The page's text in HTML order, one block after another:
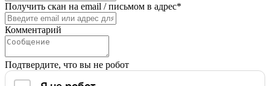
Получить скан на email / письмом в адрес*
Комментарий
Подтвердите, что вы не робот